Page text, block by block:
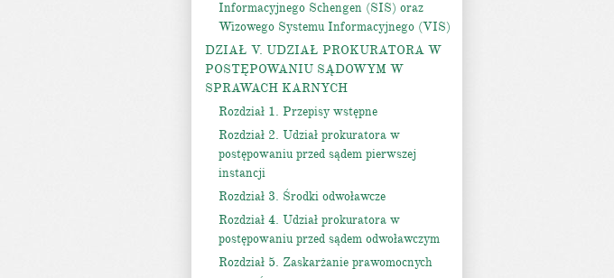
Informacyjnego Schengen (SIS) oraz
Wizowego Systemu Informacyjnego (VIS)
DZIAŁ V. UDZIAŁ PROKURATORA W
POSTĘPOWANIU SĄDOWYM W
SPRAWACH KARNYCH
Rozdział 1. Przepisy wstępne
Rozdział 2. Udział prokuratora w
postępowaniu przed sądem pierwszej
instancji
Rozdział 3. Środki odwoławcze
Rozdział 4. Udział prokuratora w
postępowaniu przed sądem odwoławczym
Rozdział 5. Zaskarżanie prawomocnych